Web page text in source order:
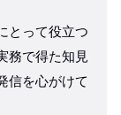
とって役立つ
務で得た知見
信を心がけて